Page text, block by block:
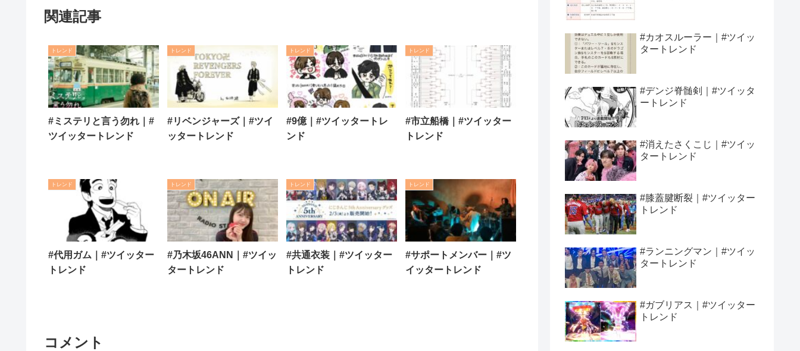
関連記事
トレンド
#ミステリと言う勿れ｜#
ツイッタートレンド
トレンド
#リベンジャーズ｜#ツイ
ッタートレンド
トレンド
#9億｜#ツイッタートレ
ンド
トレンド
#市立船橋｜#ツイッター
トレンド
トレンド
#代用ガム｜#ツイッター
トレンド
トレンド
#乃木坂46ANN｜#ツイッ
タートレンド
トレンド
#共通衣装｜#ツイッター
トレンド
トレンド
#サポートメンバー｜#ツ
イッタートレンド
コメント
#カオスルーラー｜#ツイッ
タートレンド
#デンジ脊髄剣｜#ツイッタ
ートレンド
#消えたさくこじ｜#ツイッ
タートレンド
#膝蓋腱断裂｜#ツイッター
トレンド
#ランニングマン｜#ツイッ
タートレンド
#ガブリアス｜#ツイッター
トレンド